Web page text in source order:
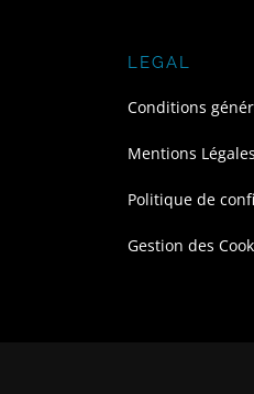
LEGAL
Conditions
Mentions Légales
Politique de
Gestion des